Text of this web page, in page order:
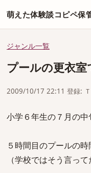
萌えた体験談コピペ保
ジャンル一覧
プールの更衣室
2009/10/17 22:11 登録:
小学６年生の７月の中
５時間目のプールの
（学校ではそう言っ